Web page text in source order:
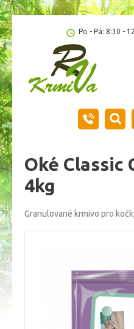
Po - Pá: 8:30 -
Oké Classic
4kg
Granulované krmivo pro